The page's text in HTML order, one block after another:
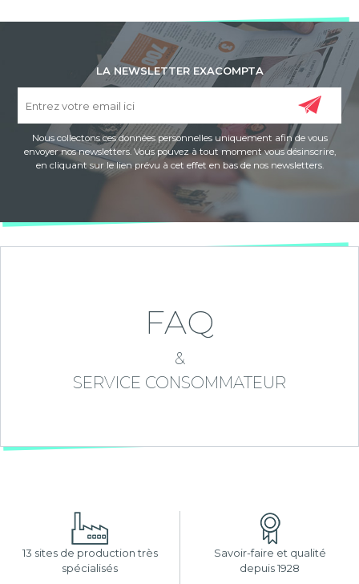
LA NEWSLETTER EXACOMPTA
Nous collectons ces données personnelles uniquement afin de vous
envoyer nos newsletters. Vous pouvez à tout moment vous désinscrire,
en cliquant sur le lien prévu à cet effet en bas de nos newsletters.
FAQ
&
SERVICE CONSOMMATEUR
13 sites de production très
spécialisés
Savoir-faire et qualité
depuis 1928